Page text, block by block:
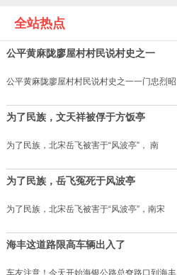
全站热点
公平黄麻陇廖屋村村民说村史之一
公平黄麻陇廖屋村村民说村史之一一门忠烈昭
为了民族，文天祥被俘于方饭亭
为了民族，北宋岳飞被害于“风波亭”， 南
为了民族，岳飞冤死于风波亭
为了民族，北宋岳飞被害于“风波亭”，南宋
海丰这道路限高车辆出入了
车友注意！今天开始海银公路总尞路口到海丰